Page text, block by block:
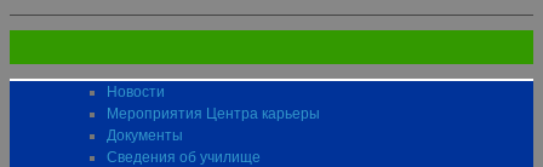
Новости
Мероприятия Центра карьеры
Документы
Сведения об училище